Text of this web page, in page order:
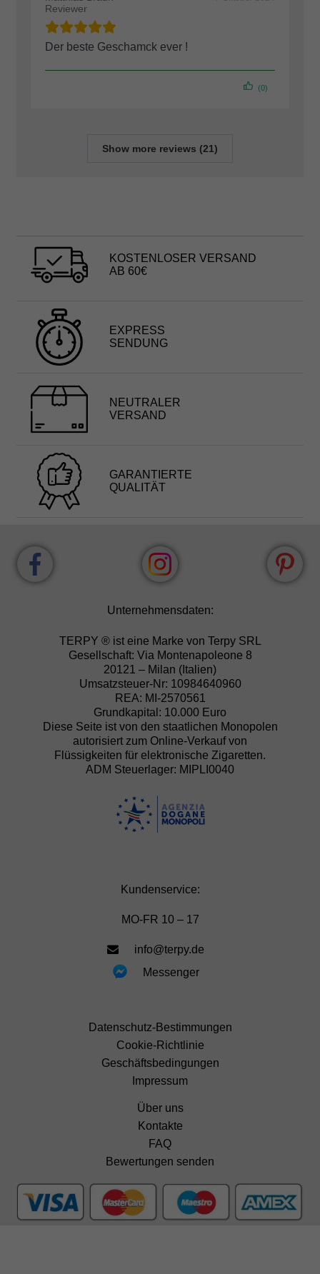
Reviewer
Der beste Geschamck ever !
(0)
Show more reviews (21)
KOSTENLOSER VERSAND
AB 60€
EXPRESS
SENDUNG
NEUTRALER
VERSAND
GARANTIERTE
QUALITÄT
Unternehmensdaten:
TERPY ® ist eine Marke von Terpy SRL
Gesellschaft: Via Montenapoleone 8
20121 – Milan (Italien)
Umsatzsteuer-Nr: 10984640960
REA: MI-2570561
Grundkapital: 10.000 Euro
Diese Seite ist von den staatlichen Monopolen
autorisiert zum Online-Verkauf von
Flüssigkeiten für elektronische Zigaretten.
ADM Steuerlager: MIPLI0040
Kundenservice:
MO-FR 10 – 17
info@terpy.de
Messenger
Datenschutz-Bestimmungen
Cookie-Richtlinie
Geschäftsbedingungen
Impressum
Über uns
Kontakte
FAQ
Bewertungen senden